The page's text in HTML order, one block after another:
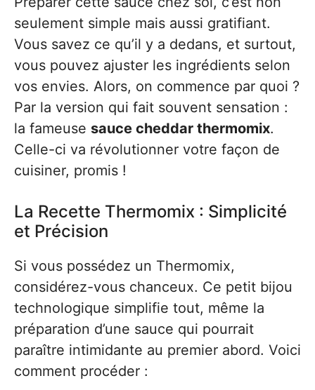
seulement simple mais aussi gratifiant.
Vous savez ce qu’il y a dedans, et surtout,
vous pouvez ajuster les ingrédients selon
vos envies. Alors, on commence par quoi ?
Par la version qui fait souvent sensation :
la fameuse sauce cheddar thermomix.
Celle-ci va révolutionner votre façon de
cuisiner, promis !
La Recette Thermomix : Simplicité
et Précision
Si vous possédez un Thermomix,
considérez-vous chanceux. Ce petit bijou
technologique simplifie tout, même la
préparation d’une sauce qui pourrait
paraître intimidante au premier abord. Voici
comment procéder :